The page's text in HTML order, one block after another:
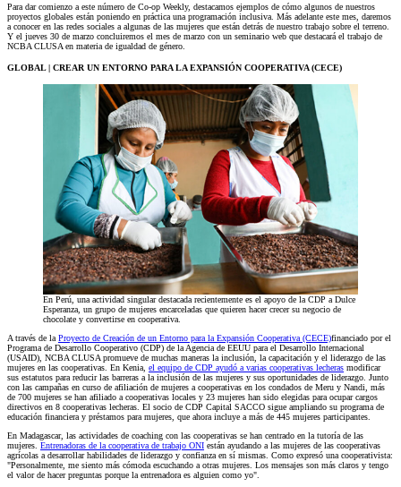
Para dar comienzo a este número de Co-op Weekly, destacamos ejemplos de cómo algunos de nuestros
proyectos globales están poniendo en práctica una programación inclusiva. Más adelante este mes, daremos
a conocer en las redes sociales a algunas de las mujeres que están detrás de nuestro trabajo sobre el terreno.
Y el jueves 30 de marzo concluiremos el mes de marzo con un seminario web que destacará el trabajo de
NCBA CLUSA en materia de igualdad de género.
GLOBAL | CREAR UN ENTORNO PARA LA EXPANSIÓN COOPERATIVA (CECE)
En Perú, una actividad singular destacada recientemente es el apoyo de la CDP a Dulce
Esperanza, un grupo de mujeres encarceladas que quieren hacer crecer su negocio de
chocolate y convertirse en cooperativa.
A través de laProyecto de Creación de un Entorno para la Expansión Cooperativa (CECE)financiado por el
Programa de Desarrollo Cooperativo (CDP) de la Agencia de EEUU para el Desarrollo Internacional
(USAID), NCBA CLUSA promueve de muchas maneras la inclusión, la capacitación y el liderazgo de las
mujeres en las cooperativas. En Kenia, el equipo de CDP ayudó a varias cooperativas lecheras modificar
sus estatutos para reducir las barreras a la inclusión de las mujeres y sus oportunidades de liderazgo. Junto
con las campañas en curso de afiliación de mujeres a cooperativas en los condados de Meru y Nandi, más
de 700 mujeres se han afiliado a cooperativas locales y 23 mujeres han sido elegidas para ocupar cargos
directivos en 8 cooperativas lecheras. El socio de CDP Capital SACCO sigue ampliando su programa de
educación financiera y préstamos para mujeres, que ahora incluye a más de 445 mujeres participantes.
En Madagascar, las actividades de coaching con las cooperativas se han centrado en la tutoría de las
mujeres. Entrenadoras de la cooperativa de trabajo ONI están ayudando a las mujeres de las cooperativas
agrícolas a desarrollar habilidades de liderazgo y confianza en sí mismas. Como expresó una cooperativista:
"Personalmente, me siento más cómoda escuchando a otras mujeres. Los mensajes son más claros y tengo
el valor de hacer preguntas porque la entrenadora es alguien como yo".